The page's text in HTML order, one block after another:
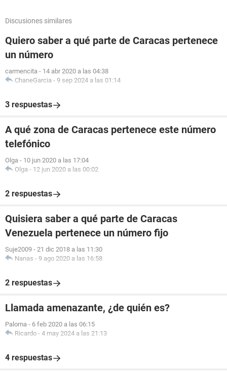
Discusiones similares
Quiero saber a qué parte de Caracas pertenece
un número
carmencita - 14 abr 2020 a las 04:38
ChaneGarcia - 9 sep 2024 a las 01:14
3 respuestas
A qué zona de Caracas pertenece este número
telefónico
Olga - 10 jun 2020 a las 17:04
Olga - 12 jun 2020 a las 00:02
2 respuestas
Quisiera saber a qué parte de Caracas
Venezuela pertenece un número fijo
Suje2009 - 21 dic 2018 a las 11:30
Nanas - 9 ago 2020 a las 16:58
2 respuestas
Llamada amenazante, ¿de quién es?
Paloma - 6 feb 2020 a las 06:15
Ricardo - 4 may 2024 a las 21:13
4 respuestas